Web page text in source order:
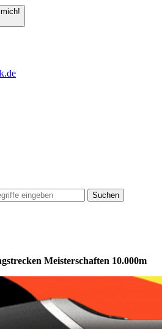
Suchen
Meisterschaften 10.000m